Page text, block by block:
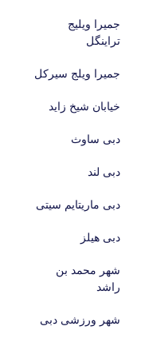
جمیرا ویلیج
تراینگل
جمیرا ویلج سیرکل
خیابان شیخ زاید
دبی ساوث
دبی لند
دبی ماریتایم سیتی
دبی هیلز
شهر محمد بن
راشد
شهر ورزشی دبی